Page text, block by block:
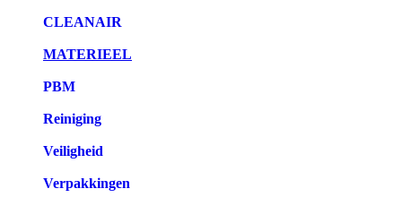
CLEANAIR
MATERIEEL
PBM
Reiniging
Veiligheid
Verpakkingen